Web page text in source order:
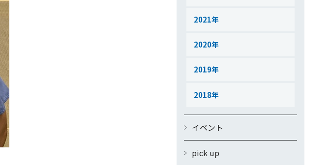
2021
2020
2019
2018
イベント
pick up